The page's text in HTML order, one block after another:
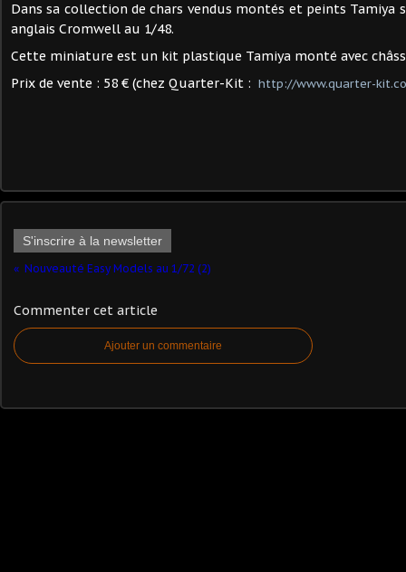
Dans sa collection de chars vendus montés et peints Tamiya
anglais Cromwell au 1/48.
Cette miniature est un kit plastique Tamiya monté avec
Prix de vente : 58 € (chez Quarter-Kit : http://www.quarter-
S'inscrire à la newsletter
Nouveauté Easy Models au 1/72 (2)
Commenter cet article
Ajouter un commentaire